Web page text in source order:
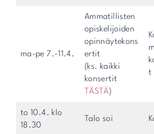
ma-pe 7.-11.4.
Ammatillisten
opiskelijoiden
opinnäytekons
ertit
(ks. kaikki
konsertit
TÄSTÄ)
t
to 10.4. klo
18.30
Talo soi